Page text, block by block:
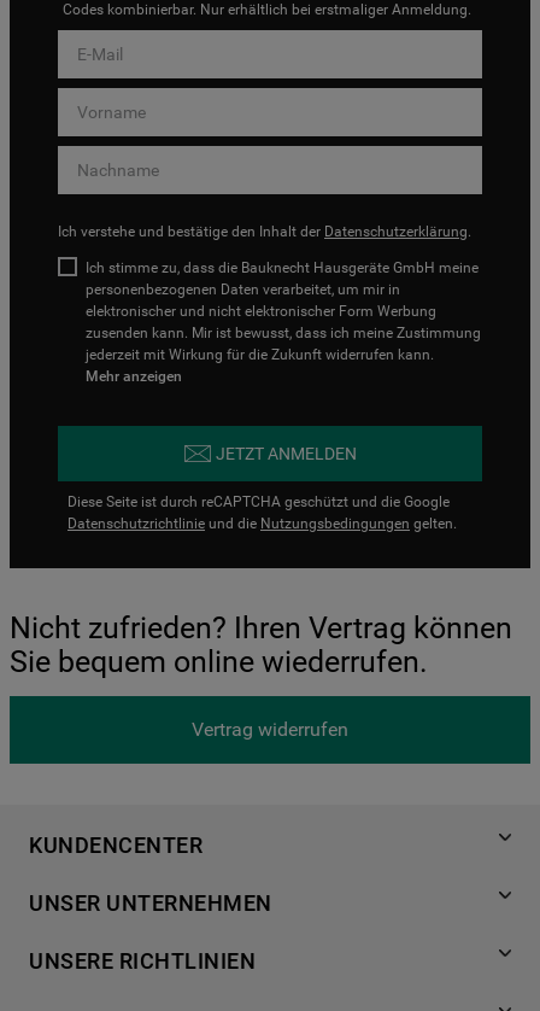
Codes kombinierbar. Nur erhältlich bei erstmaliger Anmeldung.
Ich verstehe und bestätige den Inhalt der Datenschutzerklärung.
Ich stimme zu, dass die Bauknecht Hausgeräte GmbH meine
personenbezogenen Daten verarbeitet, um mir in
elektronischer und nicht elektronischer Form Werbung
zusenden kann. Mir ist bewusst, dass ich meine Zustimmung
jederzeit mit Wirkung für die Zukunft widerrufen kann.
Mehr anzeigen
JETZT ANMELDEN
Diese Seite ist durch reCAPTCHA geschützt und die Google
Datenschutzrichtlinie und die Nutzungsbedingungen gelten.
Nicht zufrieden? Ihren Vertrag können
Sie bequem online wiederrufen.
Vertrag widerrufen
KUNDENCENTER
Händlersuche
Häufige Fragen
UNSER UNTERNEHMEN
Für Händler
UNSERE RICHTLINIEN